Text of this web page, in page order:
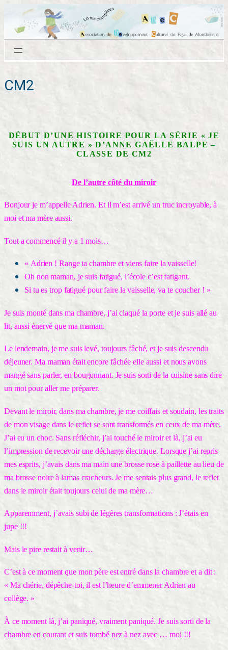
contenu
CM2
DÉBUT D’UNE HISTOIRE POUR LA SÉRIE « JE
SUIS UN AUTRE » D’ANNE GAËLLE BALPE –
CLASSE DE CM2
De l’autre côté du miroir
Bonjour je m’appelle Adrien. Et il m’est arrivé un truc incroyable, à
moi et ma mère aussi.
Tout a commencé il y a 1 mois…
« Adrien ! Range ta chambre et viens faire la vaisselle!
Oh non maman, je suis fatigué, l’école c’est fatigant.
Si tu es trop fatigué pour faire la vaisselle, va te coucher ! »
Je suis monté dans ma chambre, j’ai claqué la porte et je suis allé au
lit, aussi énervé que ma maman.
Le lendemain, je me suis levé, toujours fâché, et je suis descendu
déjeuner. Ma maman était encore fâchée elle aussi et nous avons
mangé sans parler, en bougonnant. Je suis sorti de la cuisine sans dire
un mot pour aller me préparer.
Devant le miroir, dans ma chambre, je me coiffais et soudain, les traits
de mon visage dans le reflet se sont transformés en ceux de ma mère.
J’ai eu un choc. Sans réfléchir, j’ai touché le miroir et là, j’ai eu
l’impression de recevoir une décharge électrique. Lorsque j’ai repris
mes esprits, j’avais dans ma main une brosse rose à paillette au lieu de
ma brosse noire à lamas cracheurs. Je me sentais plus grand, le reflet
dans le miroir était toujours celui de ma mère…
Apparemment, j’avais subi de légères transformations : J’étais en
jupe !!!
Mais le pire restait à venir…
C’est à ce moment que mon père est entré dans la chambre et a dit :
« Ma chérie, dépêche-toi, il est l’heure d’emmener Adrien au
collège. »
À ce moment là, j’ai paniqué, vraiment paniqué. Je suis sorti de la
chambre en courant et suis tombé nez à nez avec … moi !!!